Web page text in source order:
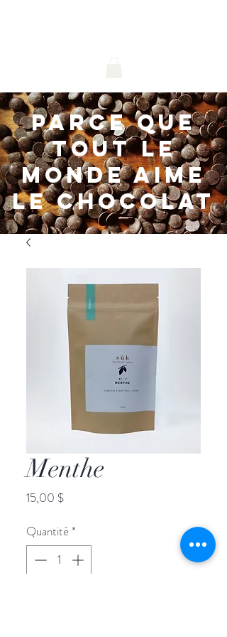
parce que
tout le
monde aime
le chocolat
Menthe
15,00 $Prix
Quantité*